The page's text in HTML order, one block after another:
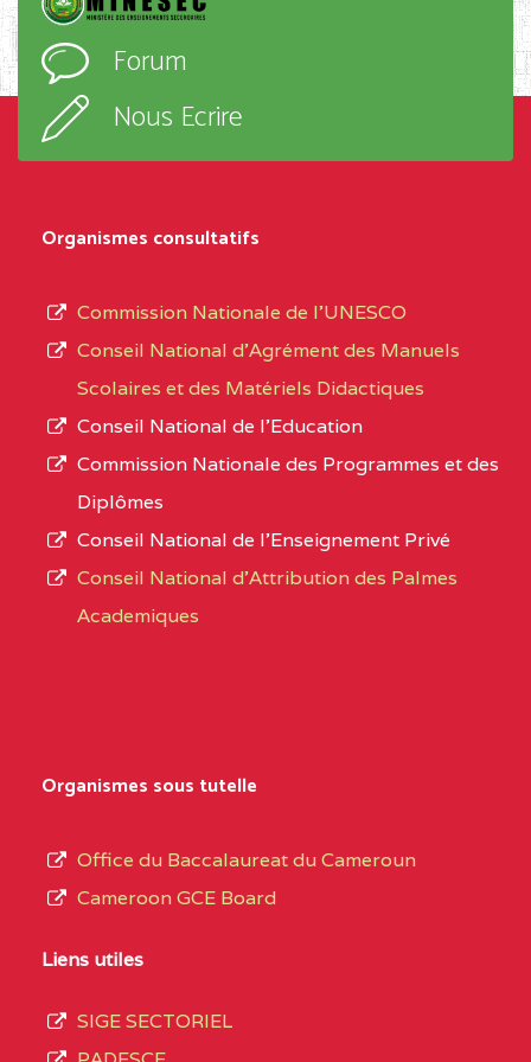
D'ENSEIGNEMENT
PROFESSIONNEL
(CEGEP) STE FOI BP
:4740 YAOUNDE
CENTRE
COLLEGE PANAFRICAIN
DE L'EXCELLENCE BP
CENTRE
COLLEGE PRIVE
CENTRE
COLLEGE PRIVE LAIC
SAINT MICHEL
CENTRE
l’ordre
d’enseignement,
type
L’offre
d’éducation
de
du
de
Forum
Nous Ecrire
Organismes consultatifs
Commission Nationale de l’UNESCO
Conseil National d’Agrément des Manuels
Scolaires et des Matériels Didactiques
Conseil National de l’Education
Commission Nationale des Programmes et des
Diplômes
Conseil National de l’Enseignement Privé
Conseil National d'Attribution des Palmes
Academiques
Organismes sous tutelle
Office du Baccalaureat du Cameroun
Cameroon GCE Board
Liens utiles
SIGE SECTORIEL